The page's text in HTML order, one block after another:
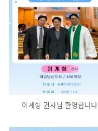
이계형 권사님 환영합니다